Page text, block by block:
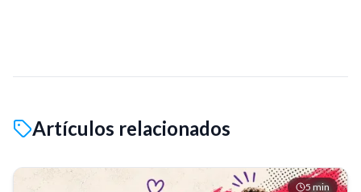
Artículos relacionados
5min